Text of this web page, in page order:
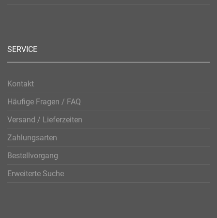
SERVICE
Kontakt
Häufige Fragen / FAQ
Versand / Lieferzeiten
Zahlungsarten
Bestellvorgang
Erweiterte Suche